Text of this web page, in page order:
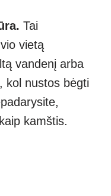
Tai
vietą
vandenį arba
kol nustos bėgti
kamštis.